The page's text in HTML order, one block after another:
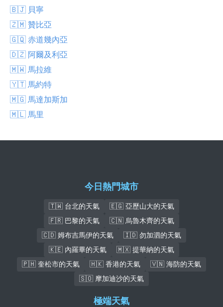
🇧🇯 貝寧
🇿🇲 贊比亞
🇬🇶 赤道幾內亞
🇩🇿 阿爾及利亞
🇲🇼 馬拉維
🇾🇹 馬約特
🇲🇬 馬達加斯加
🇲🇱 馬里
今日熱門城市
🇹🇼 台北的天氣
🇪🇬 亞歷山大的天氣
🇫🇷 巴黎的天氣
🇨🇳 烏魯木齊的天氣
🇨🇩 姆布吉馬伊的天氣
🇮🇩 勿加泗的天氣
🇰🇪 內羅畢的天氣
🇲🇽 提華納的天氣
🇵🇭 奎松市的天氣
🇭🇰 香港的天氣
🇻🇳 海防的天氣
🇸🇴 摩加迪沙的天氣
極端天氣